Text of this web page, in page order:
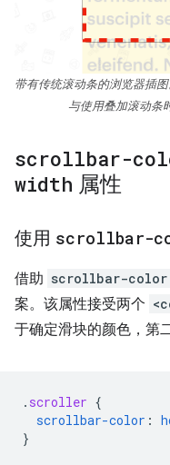
带有传统滚动条的浏览器插
与使用叠加滚动条
scrollbar-
width 属性
使用 scrollbar-
借助 scrollbar-color
案。该属性接受两个
于确定滑块的颜色，第
. scroller {
scrollbar-color :
}